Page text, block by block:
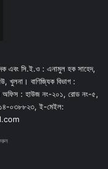
এবং সি.ই.ও : এনামুল হক সাহেদ,
খুলনা। বাণিজ্যিক বিভাগ :
অফিস : হাউজ নং-২০১, রোড নং-৫,
০৩৮৮২৩, ই-মেইল: